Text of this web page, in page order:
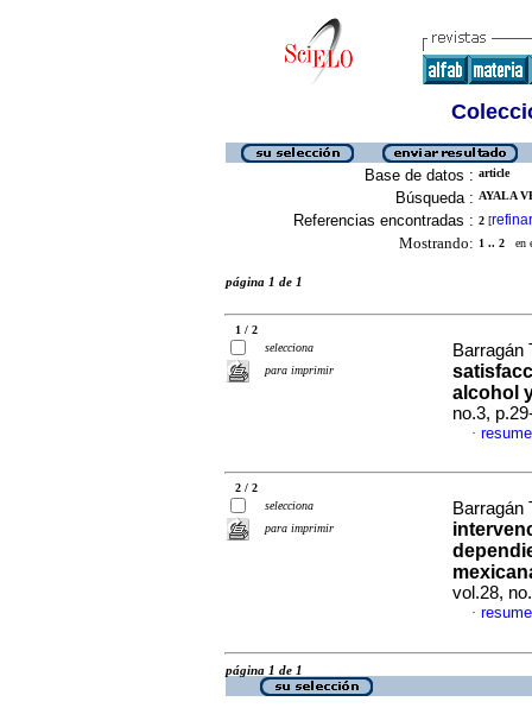
Base de datos : article
Búsqueda : AYALA
Referencias encontradas : 2 [refinar
Mostrando: 1 .. 2 en
página 1 de 1
1 / 2
selecciona
para imprimir
Barragán
alcohol
no.3,
·
2 / 2
selecciona
para imprimir
Barragán
vol.28,
·
página 1 de 1